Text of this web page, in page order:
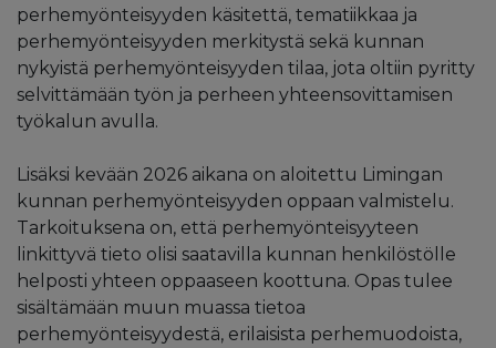
perhemyönteisyyden käsitettä, tematiikkaa ja
perhemyönteisyyden merkitystä sekä kunnan
nykyistä perhemyönteisyyden tilaa, jota oltiin pyritty
selvittämään työn ja perheen yhteensovittamisen
työkalun avulla.
Lisäksi kevään 2026 aikana on aloitettu Limingan
kunnan perhemyönteisyyden oppaan valmistelu.
Tarkoituksena on, että perhemyönteisyyteen
linkittyvä tieto olisi saatavilla kunnan henkilöstölle
helposti yhteen oppaaseen koottuna. Opas tulee
sisältämään muun muassa tietoa
perhemyönteisyydestä, erilaisista perhemuodoista,